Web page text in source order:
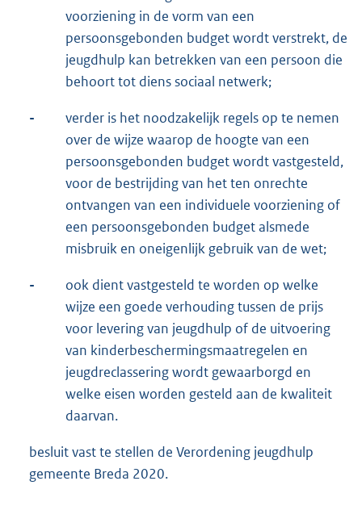
voorziening in de vorm van een
persoonsgebonden budget wordt verstrekt, de
jeugdhulp kan betrekken van een persoon die
behoort tot diens sociaal netwerk;
-
verder is het noodzakelijk regels op te nemen
over de wijze waarop de hoogte van een
persoonsgebonden budget wordt vastgesteld,
voor de bestrijding van het ten onrechte
ontvangen van een individuele voorziening of
een persoonsgebonden budget alsmede
misbruik en oneigenlijk gebruik van de wet;
-
ook dient vastgesteld te worden op welke
wijze een goede verhouding tussen de prijs
voor levering van jeugdhulp of de uitvoering
van kinderbeschermingsmaatregelen en
jeugdreclassering wordt gewaarborgd en
welke eisen worden gesteld aan de kwaliteit
daarvan.
besluit vast te stellen de Verordening jeugdhulp
gemeente Breda 2020.